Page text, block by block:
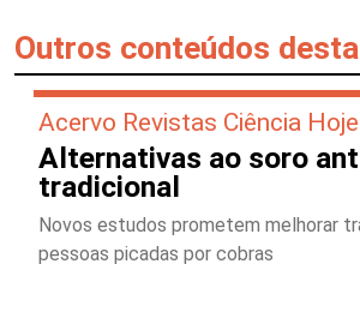
Outros conteúdos
Acervo Revistas Ciência Hoje
Alternativas ao soro
tradicional
Novos estudos prometem melhorar
pessoas picadas por cobras